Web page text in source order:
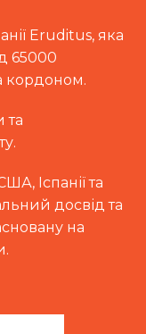
Eruditus, яка
65000
кордоном.
та
Іспанії та
досвід та
на